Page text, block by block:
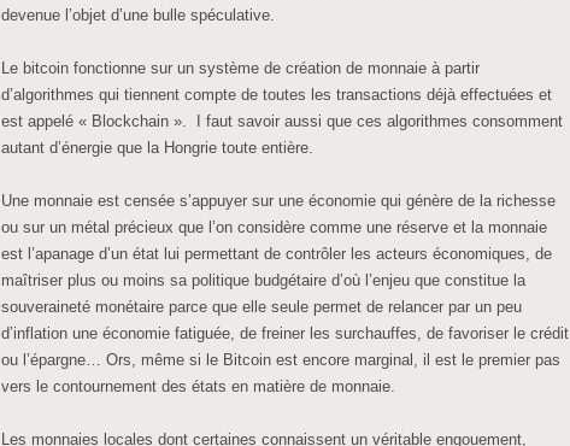
devenue l’objet d’une bulle spéculative.
Le bitcoin fonctionne sur un système de création de monnaie à partir
d’algorithmes qui tiennent compte de toutes les transactions déjà effectuées et
est appelé « Blockchain ». I faut savoir aussi que ces algorithmes consomment
autant d’énergie que la Hongrie toute entière.
Une monnaie est censée s’appuyer sur une économie qui génère de la richesse
ou sur un métal précieux que l’on considère comme une réserve et la monnaie
est l’apanage d’un état lui permettant de contrôler les acteurs économiques, de
maîtriser plus ou moins sa politique budgétaire d’où l’enjeu que constitue la
souveraineté monétaire parce que elle seule permet de relancer par un peu
d’inflation une économie fatiguée, de freiner les surchauffes, de favoriser le crédit
ou l’épargne… Ors, même si le Bitcoin est encore marginal, il est le premier pas
vers le contournement des états en matière de monnaie.
Les monnaies locales dont certaines connaissent un véritable engouement,